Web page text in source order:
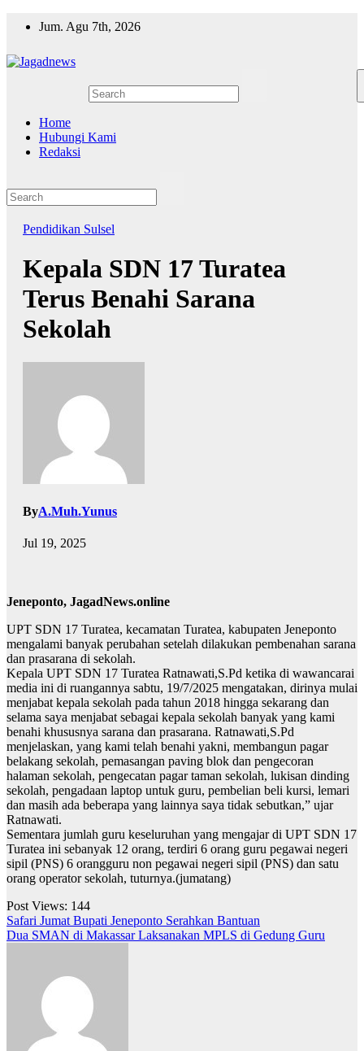
Jum. Agu 7th, 2026
Home
Hubungi Kami
Redaksi
Pendidikan Sulsel
Kepala SDN 17 Turatea
Terus Benahi Sarana
Sekolah
ByA.Muh.Yunus
Jul 19, 2025
Jeneponto, JagadNews.online
UPT SDN 17 Turatea, kecamatan Turatea, kabupaten Jeneponto
mengalami banyak perubahan setelah dilakukan pembenahan sarana
dan prasarana di sekolah.
Kepala UPT SDN 17 Turatea Ratnawati,S.Pd ketika di wawancarai
media ini di ruangannya sabtu, 19/7/2025 mengatakan, dirinya mulai
menjabat kepala sekolah pada tahun 2018 hingga sekarang dan
selama saya menjabat sebagai kepala sekolah banyak yang kami
benahi khususnya sarana dan prasarana. Ratnawati,S.Pd
menjelaskan, yang kami telah benahi yakni, membangun pagar
belakang sekolah, pemasangan paving blok dan pengecoran
halaman sekolah, pengecatan pagar taman sekolah, lukisan dinding
sekolah, pengadaan laptop untuk guru, pembelian beli kursi, lemari
dan masih ada beberapa yang lainnya saya tidak sebutkan,” ujar
Ratnawati.
Sementara jumlah guru keseluruhan yang mengajar di UPT SDN 17
Turatea ini sebanyak 12 orang, terdiri 6 orang guru pegawai negeri
sipil (PNS) 6 orangguru non pegawai negeri sipil (PNS) dan satu
orang operator sekolah, tuturnya.(jumatang)
Post Views: 144
Navigasi
pos
Safari Jumat Bupati Jeneponto Serahkan Bantuan
Dua SMAN di Makassar Laksanakan MPLS di Gedung Guru